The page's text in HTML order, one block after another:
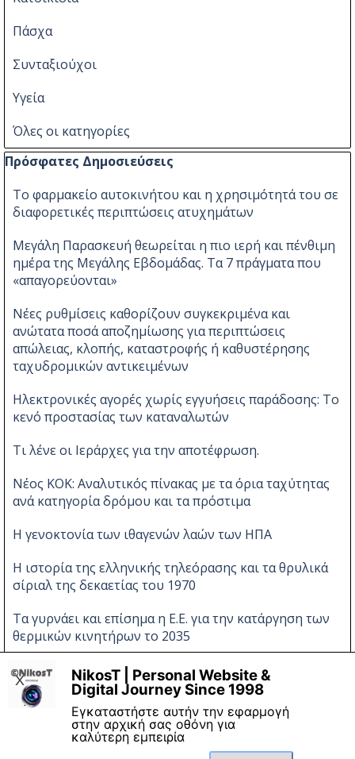
Πάσχα
Συνταξιούχοι
Υγεία
Όλες οι κατηγορίες
Παράλειψη μπλόκ Πρόσφατες Δημοσιεύσεις
Πρόσφατες Δημοσιεύσεις
Το φαρμακείο αυτοκινήτου και η χρησιμότητά του σε
διαφορετικές περιπτώσεις ατυχημάτων
Μεγάλη Παρασκευή θεωρείται η πιο ιερή και πένθιμη
ημέρα της Μεγάλης Εβδομάδας. Τα 7 πράγματα που
«απαγορεύονται»
Νέες ρυθμίσεις καθορίζουν συγκεκριμένα και
ανώτατα ποσά αποζημίωσης για περιπτώσεις
απώλειας, κλοπής, καταστροφής ή καθυστέρησης
ταχυδρομικών αντικειμένων
Ηλεκτρονικές αγορές χωρίς εγγυήσεις παράδοσης: Το
κενό προστασίας των καταναλωτών
Τι λένε οι Ιεράρχες για την αποτέφρωση.
Νέος ΚΟΚ: Αναλυτικός πίνακας με τα όρια ταχύτητας
ανά κατηγορία δρόμου και τα πρόστιμα
Η γενοκτονία των ιθαγενών λαών των ΗΠΑ
Η ιστορία της ελληνικής τηλεόρασης και τα θρυλικά
σίριαλ της δεκαετίας του 1970
Τα γυρνάει και επίσημα η Ε.Ε. για την κατάργηση των
θερμικών κινητήρων το 2035
Νέες αλλαγές στον ΚΟΚ
NikosT | Personal Website &
Digital Journey Since 1998
Εγκαταστήστε αυτήν την εφαρμογή
στην αρχική σας οθόνη για
καλύτερη εμπειρία
X